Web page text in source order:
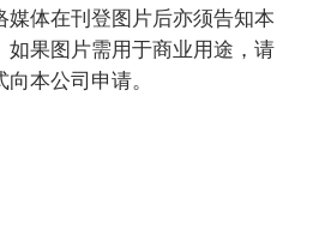
媒体在刊登图片后亦须告知本
如果图片需用于商业用途，请
本公司申请。